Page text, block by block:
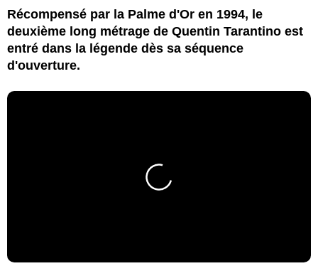
Récompensé par la Palme d'Or en 1994, le
deuxième long métrage de Quentin Tarantino est
entré dans la légende dès sa séquence
d'ouverture.